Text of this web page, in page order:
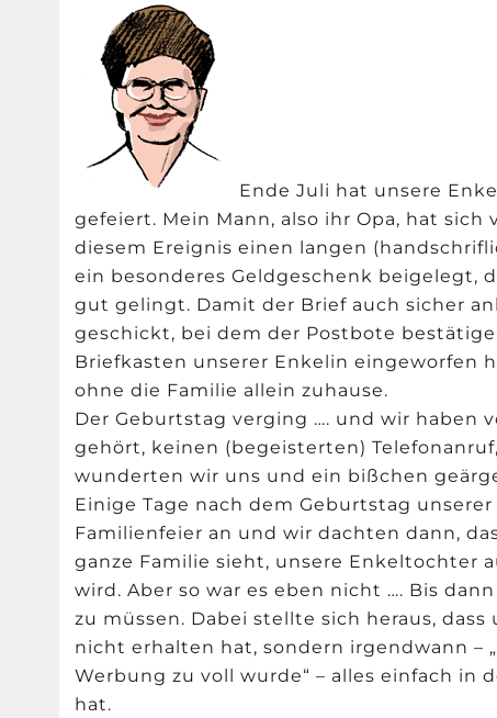
Ende Juli hat unsere
gefeiert. Mein Mann, also ihr Opa, hat
diesem Ereignis einen langen
ein besonderes Geldgeschenk beigelegt,
gut gelingt. Damit der Brief auch sicher
geschickt, bei dem der Postbote
Briefkasten unserer Enkelin eingeworfen
ohne die Familie allein zuhause.
Der Geburtstag verging …. und wir haben
gehört, keinen (begeisterten)
wunderten wir uns und ein bißchen
Einige Tage nach dem Geburtstag
Familienfeier an und wir dachten dann,
ganze Familie sieht, unsere Enkeltochter
wird. Aber so war es eben nicht …. Bis
zu müssen. Dabei stellte sich heraus,
nicht erhalten hat, sondern irgendwann –
Werbung zu voll wurde“ – alles einfach in
hat.